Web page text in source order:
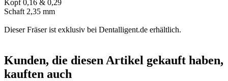
Kopf 0,16 & 0,29
Schaft 2,35 mm
Dieser Fräser ist exklusiv bei Dentalligent.de erhältlich.
Kunden, die diesen Artikel gekauft haben,
kauften auch